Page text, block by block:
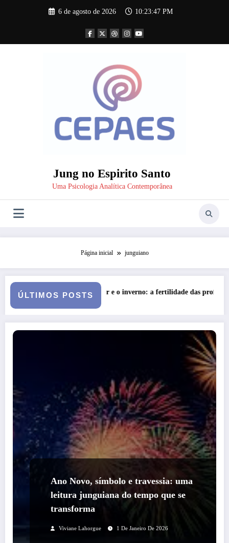
6 de agosto de 2026 10:23:48 PM
Jung no Espirito Santo
Uma Psicologia Analítica Contemporânea
Página inicial junguiano
ÚLTIMOS POSTS
e o inverno: a fertilidade das profundezas Entre o
Ano Novo, símbolo e travessia: uma
leitura junguiana do tempo que se
transforma
Viviane Lahorgue 1 De Janeiro De 2026